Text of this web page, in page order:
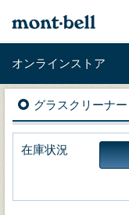
オンラインストア
グラスクリーナー
在庫状況